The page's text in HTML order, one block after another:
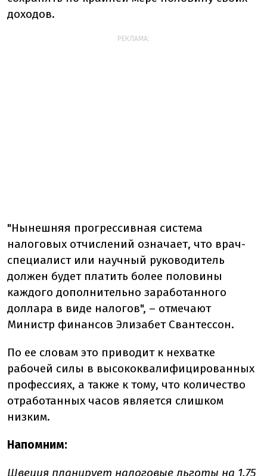
доходов.
РЕКЛАМА:
"Нынешняя прогрессивная система
налоговых отчислений означает, что врач-
специалист или научный руководитель
должен будет платить более половины
каждого дополнительно заработанного
доллара в виде налогов", – отмечают
Министр финансов Элизабет Свантессон.
По ее словам это приводит к нехватке
рабочей силы в высококвалифицированных
профессиях, а также к тому, что количество
отработанных часов является слишком
низким.
Напомним:
Швеция планирует налоговые льготы на 1,75